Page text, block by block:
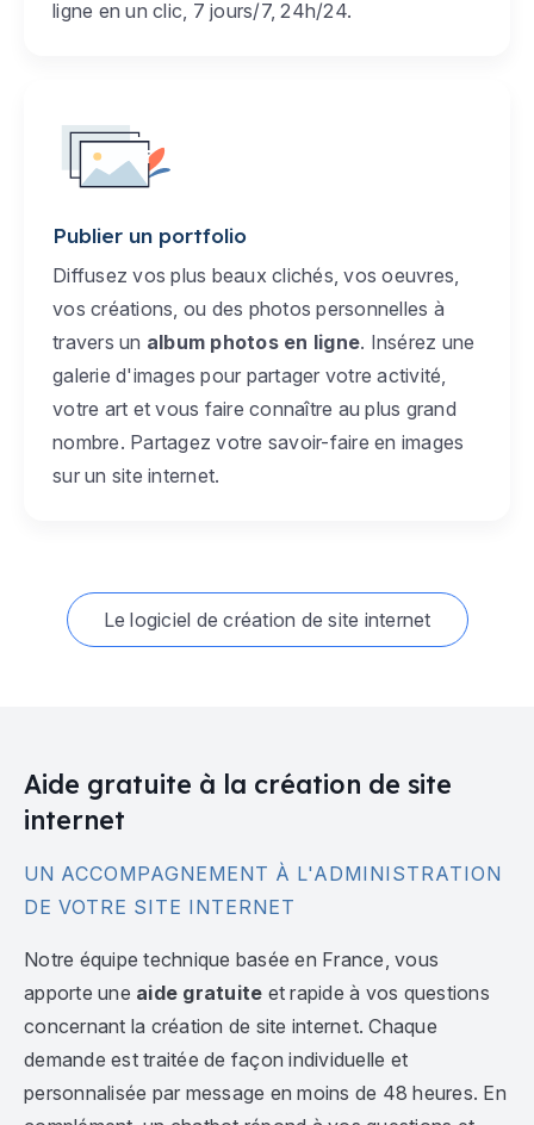
ligne en un clic, 7 jours/7, 24h/24.
Publier un portfolio
Diffusez vos plus beaux clichés, vos oeuvres,
vos créations, ou des photos personnelles à
travers un album photos en ligne. Insérez une
galerie d'images pour partager votre activité,
votre art et vous faire connaître au plus grand
nombre. Partagez votre savoir-faire en images
sur un site internet.
Le logiciel de création de site internet
Aide gratuite à la création de site
internet
UN ACCOMPAGNEMENT À L'ADMINISTRATION
DE VOTRE SITE INTERNET
Notre équipe technique basée en France, vous
apporte une aide gratuite et rapide à vos questions
concernant la création de site internet. Chaque
demande est traitée de façon individuelle et
personnalisée par message en moins de 48 heures. En